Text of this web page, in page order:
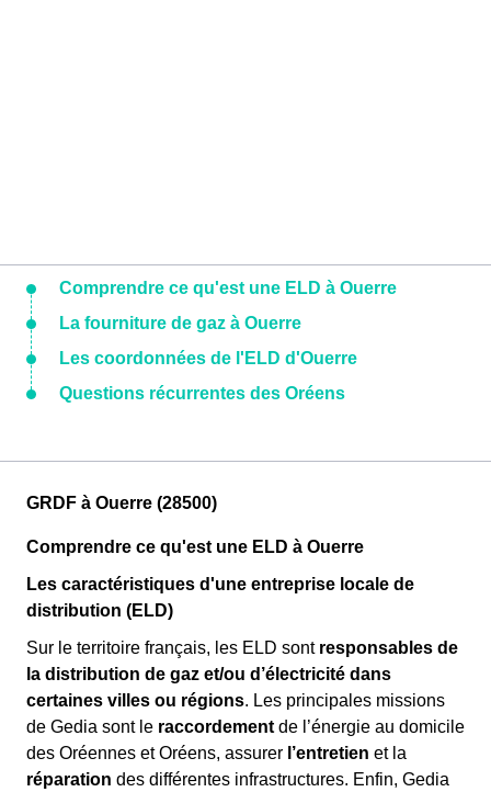
Comprendre ce qu'est une ELD à Ouerre
La fourniture de gaz à Ouerre
Les coordonnées de l'ELD d'Ouerre
Questions récurrentes des Oréens
GRDF à Ouerre (28500)
Comprendre ce qu'est une ELD à Ouerre
Les caractéristiques d'une entreprise locale de
distribution (ELD)
Sur le territoire français, les ELD sontresponsables de
la distribution de gaz et/ou d’électricité dans
certaines villes ou régions. Les principales missions
de Gedia sont le raccordement de l’énergie au domicile
des Oréennes et Oréens, assurer l’entretien et la
réparation des différentes infrastructures. Enfin, Gedia